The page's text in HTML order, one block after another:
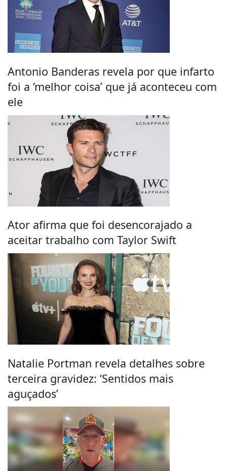
Antonio Banderas revela por que infarto
foi a ‘melhor coisa’ que já aconteceu com
ele
Ator afirma que foi desencorajado a
aceitar trabalho com Taylor Swift
Natalie Portman revela detalhes sobre
terceira gravidez: ‘Sentidos mais
aguçados’